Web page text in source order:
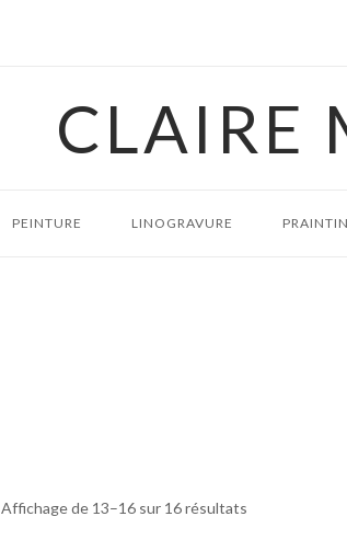
CLAIRE
PEINTURE LINOGRAVURE
Affichage de 13–16 sur 16 résultats